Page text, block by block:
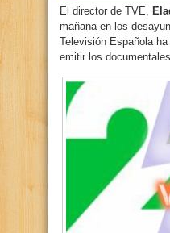
El director de TVE,
mañana en los
Televisión Española
emitir los